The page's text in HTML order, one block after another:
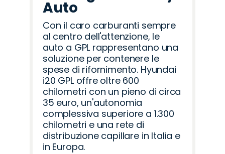
Auto
Con il caro carburanti sempre
al centro dell'attenzione, le
auto a GPL rappresentano una
soluzione per contenere le
spese di rifornimento. Hyundai
i20 GPL offre oltre 600
chilometri con un pieno di circa
35 euro, un'autonomia
complessiva superiore a 1.300
chilometri e una rete di
distribuzione capillare in Italia e
in Europa.